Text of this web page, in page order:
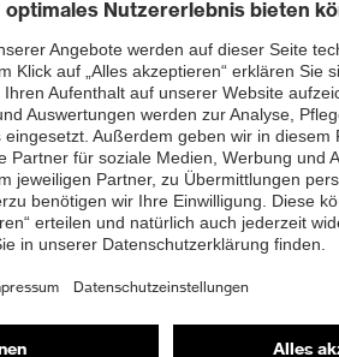
aus Hightech-
und
für sehr gute